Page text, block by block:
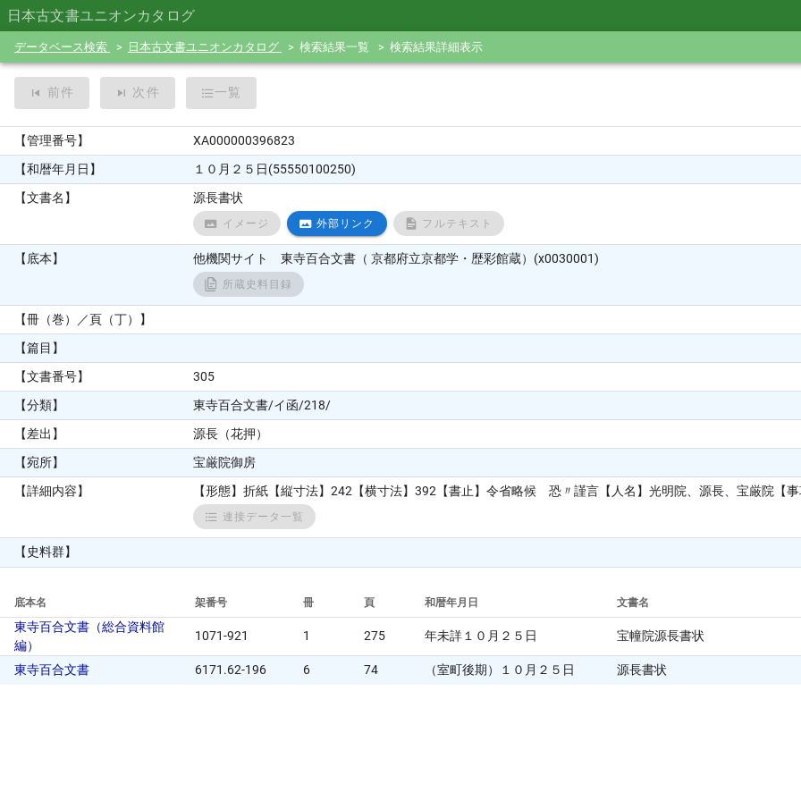
日本古文書ユニオンカタログ
データベース検索 日本古文書ユニオンカタログ 検索結果一覧 検索結果詳細表示
前件 次件 一覧
【管理番号】
XA000000396823
【和暦年月日】
１０月２５日(55550100250)
【文書名】
源長書状
イメージ 外部リンク フルテキスト
【底本】 他機関サイト 東寺百合文書（ 京都府立京都学・歴彩館蔵）(x0030001)
所蔵史料目録
【冊（巻）／頁（丁）】
【篇目】
【文書番号】
305
【分類】
東寺百合文書/イ函/218/
【差出】
源長（花押）
【宛所】
宝厳院御房
【詳細内容】
【形態】折紙【縦寸法】242【横寸法】392【書止】令省略候 恐〃謹言【人名】光明院、源長、宝厳院【
連接データ一覧
【史料群】
底本名 架番号 冊 頁 和暦年月日 文書名
東寺百合文書（総合資料館
編）
1071-921 1 275 年未詳１０月２５日 宝幢院源長書状
東寺百合文書 6171.62-196 6 74 （室町後期）１０月２５日 源長書状